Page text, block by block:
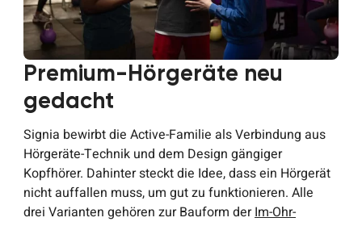
Premium-Hörgeräte neu
gedacht
Signia bewirbt die Active-Familie als Verbindung aus
Hörgeräte-Technik und dem Design gängiger
Kopfhörer. Dahinter steckt die Idee, dass ein Hörgerät
nicht auffallen muss, um gut zu funktionieren. Alle
drei Varianten gehören zur Bauform derIm-Ohr-